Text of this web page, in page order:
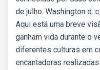
de julho. Washington d.
Aqui está uma breve
ganham vida durante o
diferentes culturas em
encantadoras